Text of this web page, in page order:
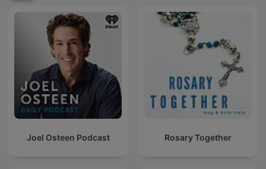
Joel Osteen Podcast Rosary Together